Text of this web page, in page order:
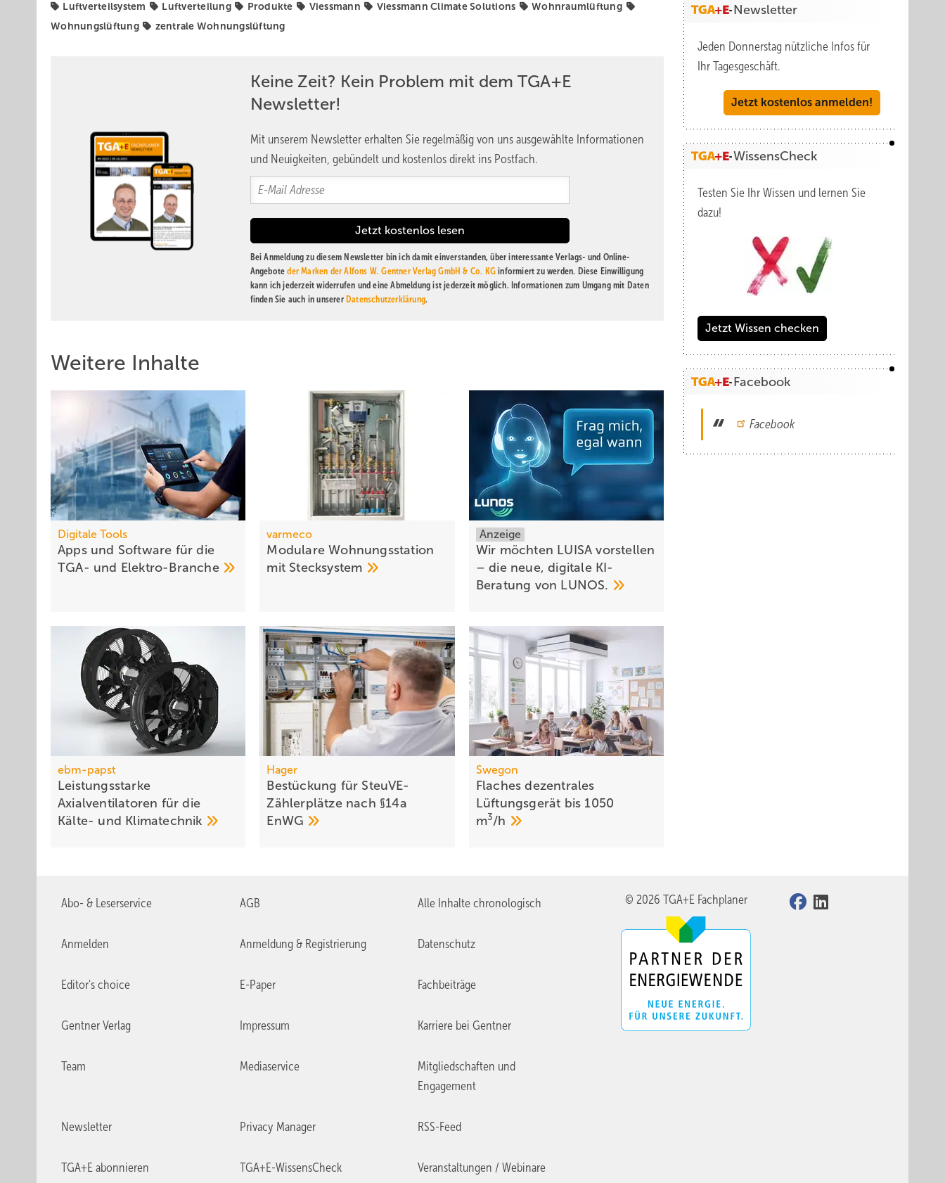
Luftverteilsystem Luftverteilung Produkte Viessmann Viessmann Climate Solutions
Wohnraumlüftung
Wohnungslüftung
zentrale Wohnungslüftung
Keine Zeit? Kein Problem mit dem TGA+E
Newsletter!
Mit unserem Newsletter erhalten Sie regelmäßig von uns ausgewählte Informationen
und Neuigkeiten, gebündelt und kostenlos direkt ins Postfach.
Bei Anmeldung zu diesem Newsletter bin ich damit einverstanden, über interessante Verlags- und Online-
Angeboteder Marken der Alfons W. Gentner Verlag GmbH & Co. KG informiert zu werden. Diese Einwilligung
kann ich jederzeit widerrufen und eine Abmeldung ist jederzeit möglich. Informationen zum Umgang mit Daten
finden Sie auch in unserer Datenschutzerklärung.
Weitere Inhalte
Digitale Tools
Apps und Soft­ware für die
TGA- und Elek­tro-Branche
varmeco
Modulare Wohnungsstation
mit Stecksystem
Anzeige
Wir möchten LUISA vorstellen
– die neue, digitale KI-
Beratung von LUNOS.
ebm-papst
Leistungsstarke
Axialventilatoren für die
Kälte- und Klimatechnik
Hager
Bestückung für SteuVE-
Zählerplätze nach §14a
EnWG
Swegon
Flaches dezentrales
Lüftungsgerät bis 1050
m3/h
Newsletter
Jeden Donnerstag nützliche Infos für
Ihr Tagesgeschäft.
Jetzt kostenlos anmelden!
WissensCheck
Testen Sie Ihr Wissen und lernen Sie
dazu!
Jetzt Wissen checken
Facebook
Facebook
Abo- & Leserservice AGB Alle Inhalte chronologisch
Anmelden Anmeldung & Registrierung Datenschutz
Editor's choice E-Paper Fachbeiträge
Gentner Verlag Impressum Karriere bei Gentner
Team Mediaservice
Mitgliedschaften und
Engagement
Newsletter Privacy Manager RSS-Feed
TGA+E abonnieren TGA+E-WissensCheck Veranstaltungen / Webinare
© 2026 TGA+E Fachplaner